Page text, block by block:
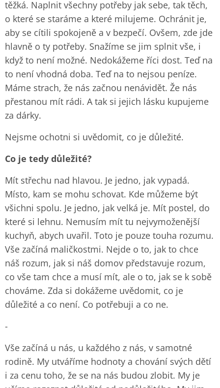
těžká. Naplnit všechny potřeby jak sebe, tak těch,
o které se staráme a které milujeme. Ochránit je,
aby se cítili spokojeně a v bezpečí. Ovšem, zde jde
hlavně o ty potřeby. Snažíme se jim splnit vše, i
když to není možné. Nedokážeme říci dost. Teď na
to není vhodná doba. Teď na to nejsou peníze.
Máme strach, že nás začnou nenávidět. Že nás
přestanou mít rádi. A tak si jejich lásku kupujeme
za dárky.
Nejsme ochotni si uvědomit, co je důležité.
Co je tedy důležité?
Mít střechu nad hlavou. Je jedno, jak vypadá.
Místo, kam se mohu schovat. Kde můžeme být
všichni spolu. Je jedno, jak velká je. Mít postel, do
které si lehnu. Nemusím mít tu nejvymoženější
kuchyň, abych uvařil. Toto je pouze touha rozumu.
Vše začíná maličkostmi. Nejde o to, jak to chce
náš rozum, jak si náš domov představuje rozum,
co vše tam chce a musí mít, ale o to, jak se k sobě
chováme. Zda si dokážeme uvědomit, co je
důležité a co není. Co potřebuji a co ne.
-
Vše začíná u nás, u každého z nás, v samotné
rodině. My utváříme hodnoty a chování svých dětí
i za cenu toho, že se na nás budou zlobit. My je